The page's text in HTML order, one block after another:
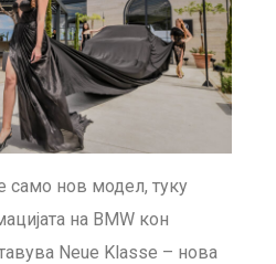
само нов модел, туку
на BMW кон
Neue Klasse – нова